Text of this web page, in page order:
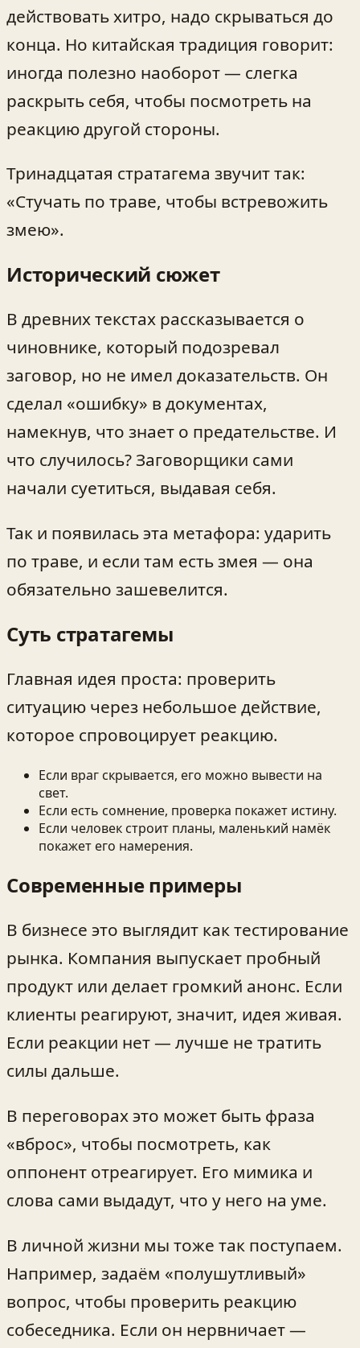
действовать хитро, надо скрываться до
конца. Но китайская традиция говорит:
иногда полезно наоборот — слегка
раскрыть себя, чтобы посмотреть на
реакцию другой стороны.
Тринадцатая стратагема звучит так:
«Стучать по траве, чтобы встревожить
змею».
Исторический сюжет
В древних текстах рассказывается о
чиновнике, который подозревал
заговор, но не имел доказательств. Он
сделал «ошибку» в документах,
намекнув, что знает о предательстве. И
что случилось? Заговорщики сами
начали суетиться, выдавая себя.
Так и появилась эта метафора: ударить
по траве, и если там есть змея — она
обязательно зашевелится.
Суть стратагемы
Главная идея проста: проверить
ситуацию через небольшое действие,
которое спровоцирует реакцию.
Если враг скрывается, его можно вывести на
свет.
Если есть сомнение, проверка покажет истину.
Если человек строит планы, маленький намёк
покажет его намерения.
Современные примеры
В бизнесе это выглядит как тестирование
рынка. Компания выпускает пробный
продукт или делает громкий анонс. Если
клиенты реагируют, значит, идея живая.
Если реакции нет — лучше не тратить
силы дальше.
В переговорах это может быть фраза
«вброс», чтобы посмотреть, как
оппонент отреагирует. Его мимика и
слова сами выдадут, что у него на уме.
В личной жизни мы тоже так поступаем.
Например, задаём «полушутливый»
вопрос, чтобы проверить реакцию
собеседника. Если он нервничает —